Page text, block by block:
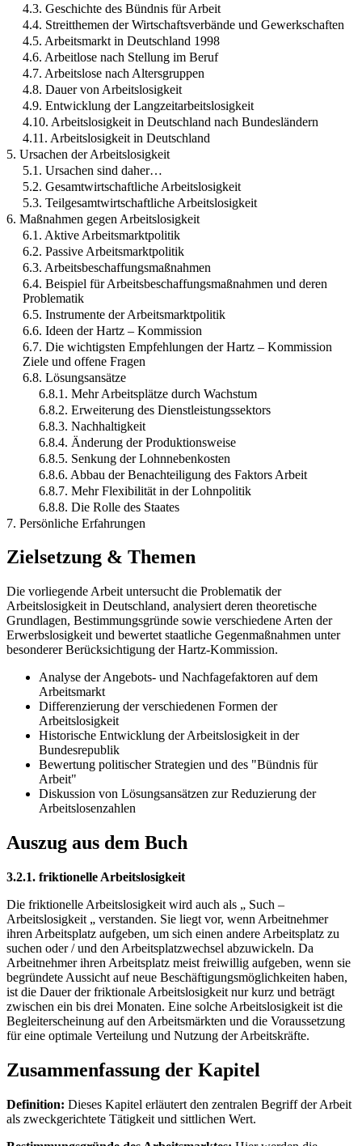
4.3. Geschichte des Bündnis für Arbeit
4.4. Streitthemen der Wirtschaftsverbände und Gewerkschaften
4.5. Arbeitsmarkt in Deutschland 1998
4.6. Arbeitlose nach Stellung im Beruf
4.7. Arbeitslose nach Altersgruppen
4.8. Dauer von Arbeitslosigkeit
4.9. Entwicklung der Langzeitarbeitslosigkeit
4.10. Arbeitslosigkeit in Deutschland nach Bundesländern
4.11. Arbeitslosigkeit in Deutschland
5. Ursachen der Arbeitslosigkeit
5.1. Ursachen sind daher…
5.2. Gesamtwirtschaftliche Arbeitslosigkeit
5.3. Teilgesamtwirtschaftliche Arbeitslosigkeit
6. Maßnahmen gegen Arbeitslosigkeit
6.1. Aktive Arbeitsmarktpolitik
6.2. Passive Arbeitsmarktpolitik
6.3. Arbeitsbeschaffungsmaßnahmen
6.4. Beispiel für Arbeitsbeschaffungsmaßnahmen und deren
Problematik
6.5. Instrumente der Arbeitsmarktpolitik
6.6. Ideen der Hartz – Kommission
6.7. Die wichtigsten Empfehlungen der Hartz – Kommission
Ziele und offene Fragen
6.8. Lösungsansätze
6.8.1. Mehr Arbeitsplätze durch Wachstum
6.8.2. Erweiterung des Dienstleistungssektors
6.8.3. Nachhaltigkeit
6.8.4. Änderung der Produktionsweise
6.8.5. Senkung der Lohnnebenkosten
6.8.6. Abbau der Benachteiligung des Faktors Arbeit
6.8.7. Mehr Flexibilität in der Lohnpolitik
6.8.8. Die Rolle des Staates
7. Persönliche Erfahrungen
Zielsetzung & Themen
Die vorliegende Arbeit untersucht die Problematik der
Arbeitslosigkeit in Deutschland, analysiert deren theoretische
Grundlagen, Bestimmungsgründe sowie verschiedene Arten der
Erwerbslosigkeit und bewertet staatliche Gegenmaßnahmen unter
besonderer Berücksichtigung der Hartz-Kommission.
Analyse der Angebots- und Nachfagefaktoren auf dem
Arbeitsmarkt
Differenzierung der verschiedenen Formen der
Arbeitslosigkeit
Historische Entwicklung der Arbeitslosigkeit in der
Bundesrepublik
Bewertung politischer Strategien und des "Bündnis für
Arbeit"
Diskussion von Lösungsansätzen zur Reduzierung der
Arbeitslosenzahlen
Auszug aus dem Buch
3.2.1. friktionelle Arbeitslosigkeit
Die friktionelle Arbeitslosigkeit wird auch als „ Such –
Arbeitslosigkeit „ verstanden. Sie liegt vor, wenn Arbeitnehmer
ihren Arbeitsplatz aufgeben, um sich einen andere Arbeitsplatz zu
suchen oder / und den Arbeitsplatzwechsel abzuwickeln. Da
Arbeitnehmer ihren Arbeitsplatz meist freiwillig aufgeben, wenn sie
begründete Aussicht auf neue Beschäftigungsmöglichkeiten haben,
ist die Dauer der friktionale Arbeitslosigkeit nur kurz und beträgt
zwischen ein bis drei Monaten. Eine solche Arbeitslosigkeit ist die
Begleiterscheinung auf den Arbeitsmärkten und die Voraussetzung
für eine optimale Verteilung und Nutzung der Arbeitskräfte.
Zusammenfassung der Kapitel
Definition: Dieses Kapitel erläutert den zentralen Begriff der Arbeit
als zweckgerichtete Tätigkeit und sittlichen Wert.